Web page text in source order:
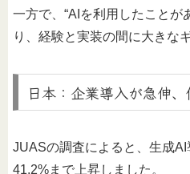
一方で、“AIを利用したことが
り、経験と実装の間に大きな
日本：企業導入が急伸
JUASの調査によると、生成
41.2%まで上昇しました。